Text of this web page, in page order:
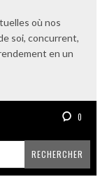
où nos
soi, concurrent,
en un
0